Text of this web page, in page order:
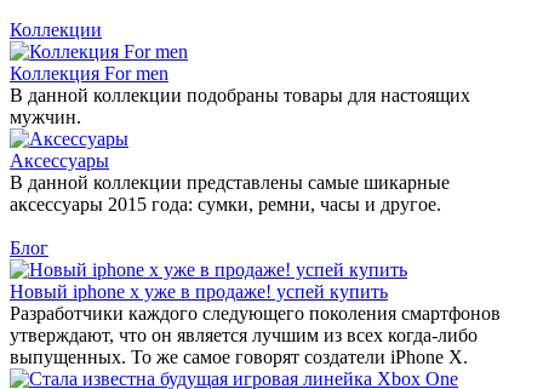
Коллекции
Коллекция For men
В данной коллекции подобраны товары для настоящих
мужчин.
Аксессуары
В данной коллекции представлены самые шикарные
аксессуары 2015 года: сумки, ремни, часы и другое.
Блог
Новый iphone x уже в продаже! успей купить
Разработчики каждого следующего поколения смартфонов
утверждают, что он является лучшим из всех когда-либо
выпущенных. То же самое говорят создатели iPhone X.